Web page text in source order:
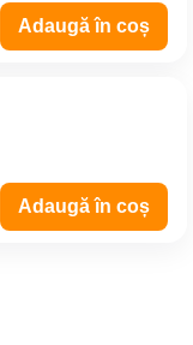
Adaugă în coș
Adaugă în coș